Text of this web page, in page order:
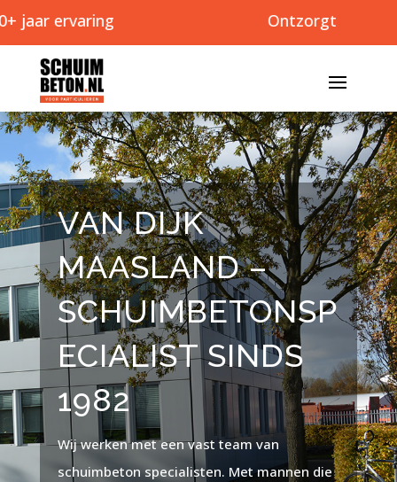
ervaring Ontzorgt
VAN DIJK
MAASLAND –
SCHUIMBETONSP
ECIALIST SINDS
1982
Wij werken met een vast team van
schuimbeton specialisten. Met mannen die